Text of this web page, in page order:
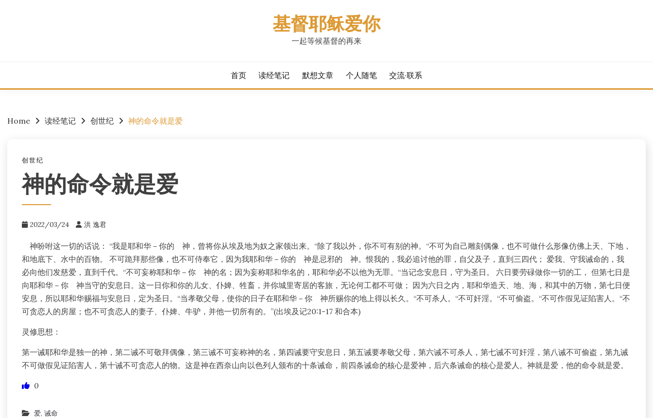
基督耶稣爱你
一起等候基督的再来
首页 读经笔记 默想文章 个人随笔 交流·联系
Home 读经笔记 创世纪 神的命令就是爱
创世纪
神的命令就是爱
2022/03/24 洪 逸君
神吩咐这一切的话说： “我是耶和华－你的 神，曾将你从埃及地为奴之家领出来。“除了我以外，你不可有别的神。“不可为自己雕刻偶像，也不可做什么形像仿佛上天、下地，
和地底下、水中的百物。 不可跪拜那些像，也不可侍奉它，因为我耶和华－你的 神是忌邪的 神。恨我的，我必追讨他的罪，自父及子，直到三四代； 爱我、守我诫命的，我
必向他们发慈爱，直到千代。“不可妄称耶和华－你 神的名；因为妄称耶和华名的，耶和华必不以他为无罪。“当记念安息日，守为圣日。 六日要劳碌做你一切的工， 但第七日是
向耶和华－你 神当守的安息日。这一日你和你的儿女、仆婢、牲畜，并你城里寄居的客旅，无论何工都不可做； 因为六日之内，耶和华造天、地、海，和其中的万物，第七日便
安息，所以耶和华赐福与安息日，定为圣日。“当孝敬父母，使你的日子在耶和华－你 神所赐你的地上得以长久。“不可杀人。“不可奸淫。“不可偷盗。“不可作假见证陷害人。“不
可贪恋人的房屋；也不可贪恋人的妻子、仆婢、牛驴，并他一切所有的。”(出埃及记20:1-17 和合本)
灵修思想：
第一诫耶和华是独一的神，第二诫不可敬拜偶像，第三诫不可妄称神的名，第四诫要守安息日，第五诫要孝敬父母，第六诫不可杀人，第七诫不可奸淫，第八诫不可偷盗，第九诫
不可做假见证陷害人，第十诫不可贪恋人的物。这是神在西奈山向以色列人颁布的十条诫命，前四条诫命的核心是爱神，后六条诫命的核心是爱人。神就是爱，他的命令就是爱。
0
爱, 诫命